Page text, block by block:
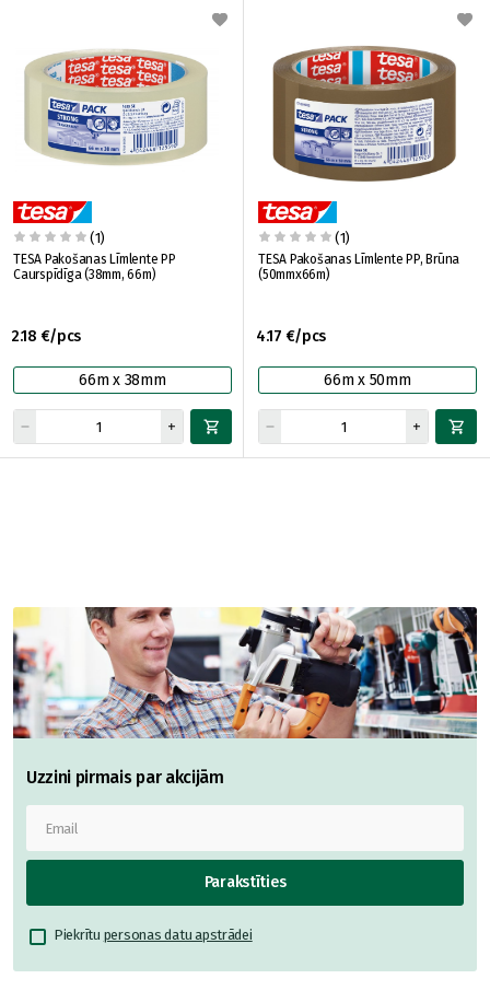
(1)
TESA Pakošanas Līmlente PP
Caurspīdīga (38mm, 66m)
2.18 €/pcs
66m x 38mm
(1)
TESA Pakošanas Līmlente PP, Brūna
(50mmx66m)
4.17 €/pcs
66m x 50mm
Uzzini pirmais par akcijām
Parakstīties
Piekrītu personas datu apstrādei